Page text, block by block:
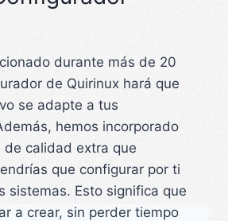
durante más de 20
de Quirinux hará que
se adapte a tus
hemos incorporado
de calidad extra que
que configurar por ti
sistemas. Esto significa que
a crear, sin perder tiempo